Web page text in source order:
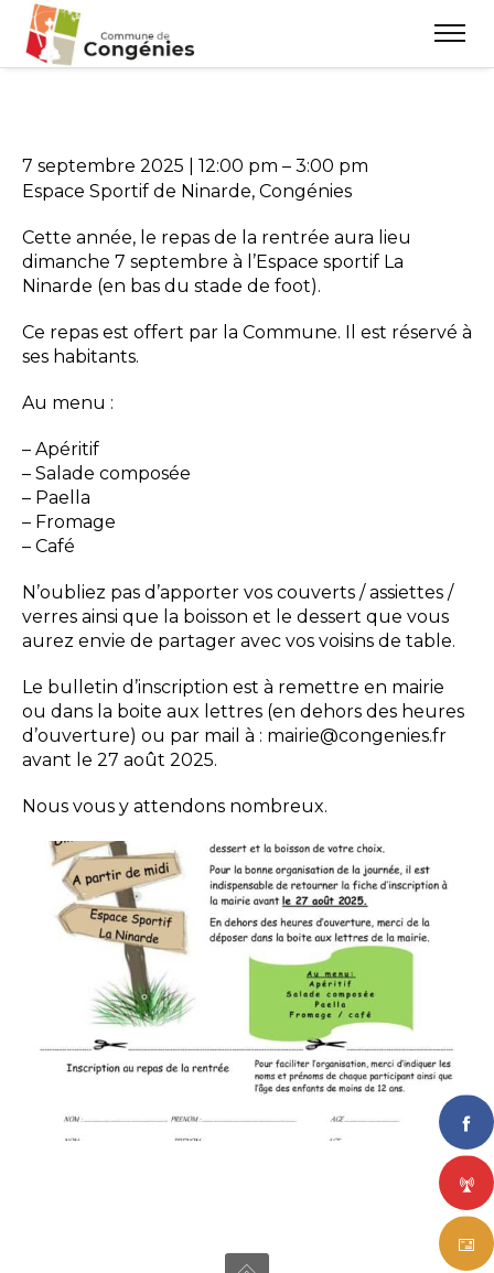
7 septembre 2025 12:00 pm – 3:00 pm
Espace Sportif de Ninarde, Congénies
Cette année, le repas de la rentrée aura lieu
dimanche 7 septembre à l’Espace sportif La
Ninarde (en bas du stade de foot).
Ce repas est offert par la Commune. Il est réservé à
ses habitants.
Au menu :
– Apéritif
– Salade composée
– Paella
– Fromage
– Café
N’oubliez pas d’apporter vos couverts / assiettes /
verres ainsi que la boisson et le dessert que vous
aurez envie de partager avec vos voisins de table.
Le bulletin d’inscription est à remettre en mairie
ou dans la boite aux lettres (en dehors des heures
d’ouverture) ou par mail à : mairie@congenies.fr
avant le 27 août 2025.
Nous vous y attendons nombreux.